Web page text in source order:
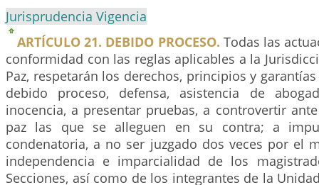
Jurisprudencia Vigencia
ARTÍCULO 21. DEBIDO PROCESO. Todas las
conformidad con las reglas aplicables a la
Paz, respetarán los derechos, principios y
debido proceso, defensa, asistencia de
inocencia, a presentar pruebas, a controvertir
paz las que se alleguen en su contra; a
condenatoria, a no ser juzgado dos veces por el
independencia e imparcialidad de los
Secciones, así como de los integrantes de la